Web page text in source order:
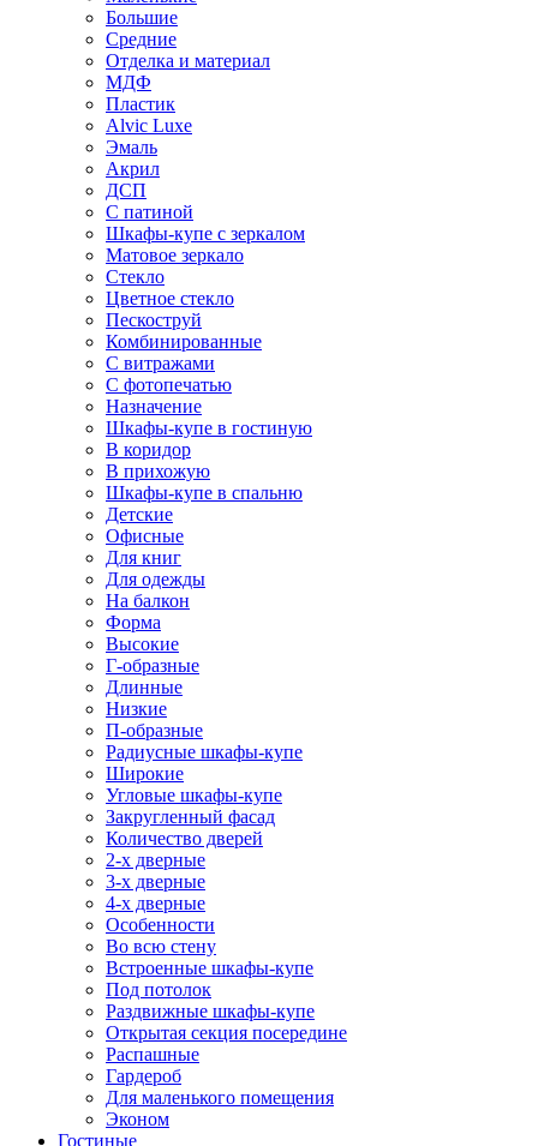
Большие
Средние
Отделка и материал
МДФ
Пластик
Alvic Luxe
Эмаль
Акрил
ДСП
С патиной
Шкафы-купе с зеркалом
Матовое зеркало
Стекло
Цветное стекло
Пескоструй
Комбинированные
С витражами
С фотопечатью
Назначение
Шкафы-купе в гостиную
В коридор
В прихожую
Шкафы-купе в спальню
Детские
Офисные
Для книг
Для одежды
На балкон
Форма
Высокие
Г-образные
Длинные
Низкие
П-образные
Радиусные шкафы-купе
Широкие
Угловые шкафы-купе
Закругленный фасад
Количество дверей
2-х дверные
3-х дверные
4-х дверные
Особенности
Во всю стену
Встроенные шкафы-купе
Под потолок
Раздвижные шкафы-купе
Открытая секция посередине
Распашные
Гардероб
Для маленького помещения
Эконом
Гостиные